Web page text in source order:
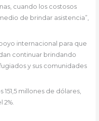
cuando los costosos
de brindar asistencia”,
internacional para que
continuar brindando
y sus comunidades
millones de dólares,
2%.